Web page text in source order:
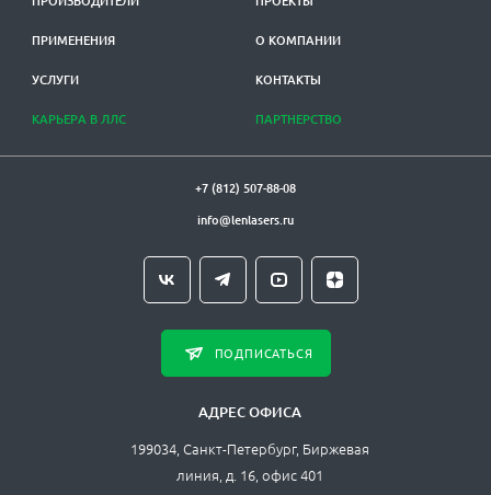
ПРИМЕНЕНИЯ
УСЛУГИ
КАРЬЕРА В ЛЛС
О КОМПАНИИ
КОНТАКТЫ
ПАРТНЕРСТВО
+7 (812) 507-88-08
info@lenlasers.ru
ПОДПИСАТЬСЯ
АДРЕС ОФИСА
199034, Санкт-Петербург, Биржевая
линия, д. 16, офис 401